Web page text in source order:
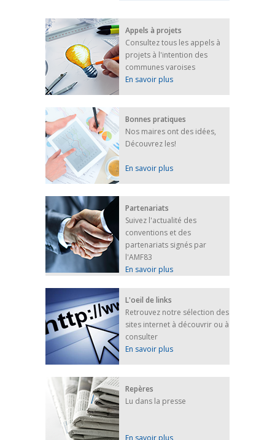
25 avril 2022
Afin d’accompagner au mieux les réfugiés
ukrainiens arrivés en France,...
FEUILLETER
Appels à projets
Consultez tous les appels à
projets à l'intention des
communes varoises
En savoir plus
Bonnes pratiques
Nos maires ont des idées,
Découvrez les!
En savoir plus
Partenariats
Suivez l'actualité des
conventions et des
partenariats signés par
l'AMF83
En savoir plus
L'oeil de links
Retrouvez notre sélection des
sites internet à découvrir ou à
consulter
En savoir plus
Repères
Lu dans la presse
En savoir plus